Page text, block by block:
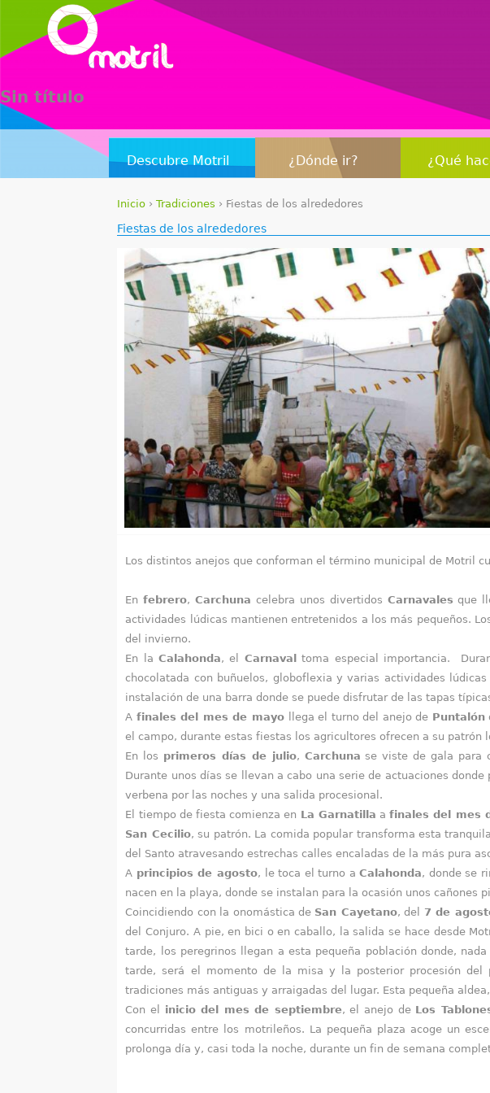
Sin título
Descubre Motril ¿Dónde ir? ¿Qué
S
e
c
n
t
s
t
d
a
q
u
Inicio ›Tradiciones › Fiestas de los alrededores
Fiestas de los alrededores
Los distintos anejos que conforman el término municipal de Motril
Enfebrero,Carchuna celebra unos divertidos Carnavales que
actividades lúdicas mantienen entretenidos a los más pequeños.
del invierno.
En laCalahonda, el Carnaval
toma especial importancia.
chocolatada con buñuelos, globoflexia y varias actividades
instalación de una barra donde se puede disfrutar de las tapas
A finales del mes de mayo llega el turno del anejo de Puntalón
el campo, durante estas fiestas los agricultores ofrecen a su patrón
En los primeros días de julio, Carchuna se viste de gala para
Durante unos días se llevan a cabo una serie de actuaciones
verbena por las noches y una salida procesional.
El tiempo de fiesta comienza en La Garnatilla afinales del mes
San Cecilio, su patrón. La comida popular transforma esta
del Santo atravesando estrechas calles encaladas de la más pura
A principios de agosto, le toca el turno aCalahonda, donde se
nacen en la playa, donde se instalan para la ocasión unos cañones
Coincidiendo con la onomástica de San Cayetano, del 7 de
del Conjuro. A pie, en bici o en caballo, la salida se hace desde
tarde, los peregrinos llegan a esta pequeña población donde,
tarde, será el momento de la misa y la posterior procesión del
tradiciones más antiguas y arraigadas del lugar. Esta pequeña
Con el inicio del mes de septiembre, el anejo de Los
concurridas entre los motrileños. La pequeña plaza acoge un
prolonga día y, casi toda la noche, durante un fin de semana